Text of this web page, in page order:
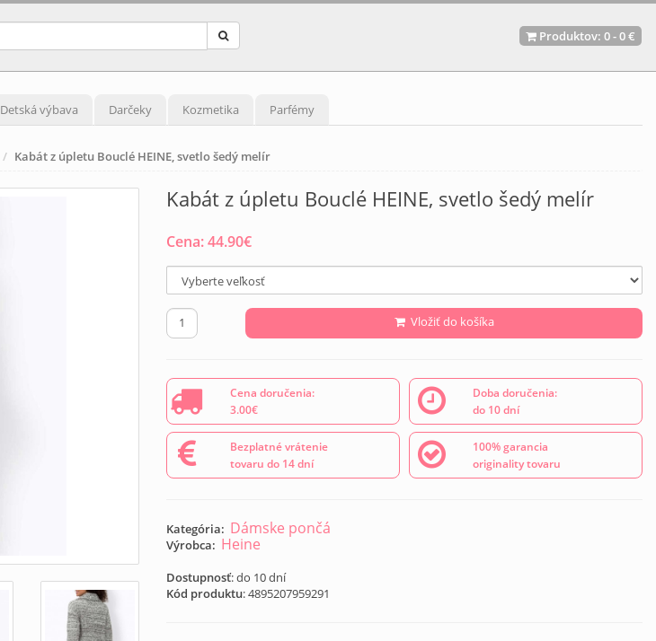
Produktov: 0-0 €
Detská výbava Darčeky Kozmetika Parfémy
Kabát z úpletu Bouclé HEINE, svetlo šedý melír
Kabát z úpletu Bouclé HEINE, svetlo šedý melír
Cena:44.90€
Vložiť do košíka
Cena doručenia:
3.00€
Doba doručenia:
do 10 dní
Bezplatné vrátenie
tovaru do 14 dní
100% garancia
originality tovaru
Kategória: Dámske pončá
Výrobca: Heine
Dostupnosť: do 10 dní
Kód produktu:4895207959291